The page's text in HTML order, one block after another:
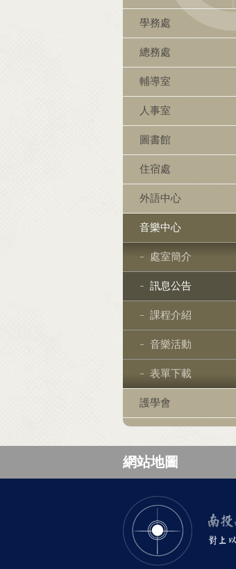
學務處
總務處
輔導室
人事室
圖書館
住宿處
外語中心
音樂中心
處室簡介
訊息公告
課程介紹
音樂活動
表單下載
護學會
網站地圖